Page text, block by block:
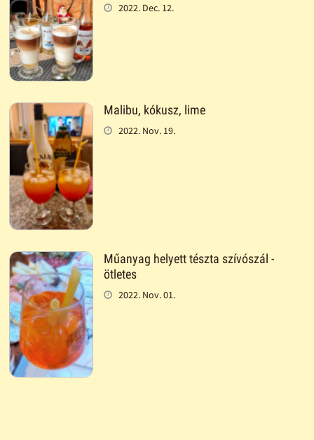
2022. Dec. 12.
Malibu, kókusz, lime
2022. Nov. 19.
Műanyag helyett tészta szívószál -
ötletes
2022. Nov. 01.